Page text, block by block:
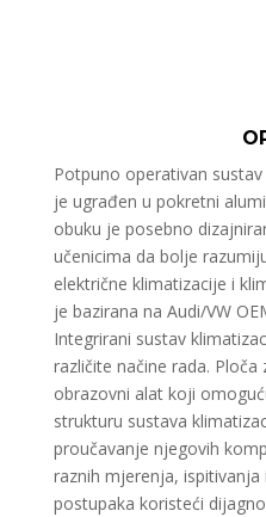
Potpuno operativan
je ugrađen u pokretni
obuku je posebno
učenicima da bolje
električne klimatizacije i
je bazirana na Audi/VW
Integrirani sustav
različite načine rada. Ploča
obrazovni alat koji
strukturu sustava
proučavanje njegovih
raznih mjerenja,
postupaka koristeći